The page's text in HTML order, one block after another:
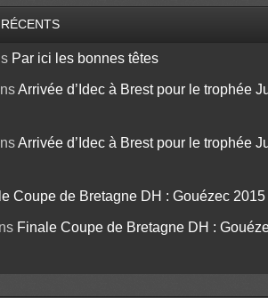
Par ici les bonnes têtes
Arrivée d’Idec à Brest pour le trophée
Arrivée d’Idec à Brest pour le trophée
Coupe de Bretagne DH : Gouézec 2015
Finale Coupe de Bretagne DH :